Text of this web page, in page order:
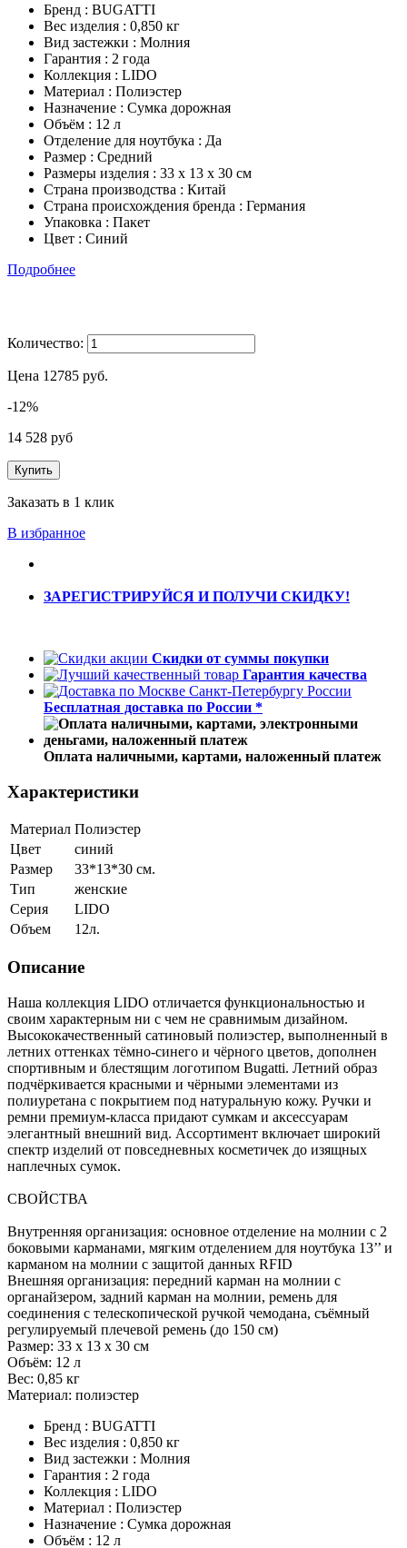
Бренд : BUGATTI
Вес изделия : 0,850 кг
Вид застежки : Молния
Гарантия : 2 года
Коллекция : LIDO
Материал : Полиэстер
Назначение : Сумка дорожная
Объём : 12 л
Отделение для ноутбука : Да
Размер : Средний
Размеры изделия : 33 х 13 х 30 см
Страна производства : Китай
Страна происхождения бренда : Германия
Упаковка : Пакет
Цвет : Синий
Подробнее
Количество:
Цена 12785 руб.
-12%
14 528 руб
Купить
Заказать в 1 клик
В избранное
ЗАРЕГИСТРИРУЙСЯ И ПОЛУЧИ СКИДКУ!
Скидки от суммы покупки
Гарантия качества
Бесплатная доставка по России *
Оплата наличными, картами, наложенный платеж
Характеристики
Материал Полиэстер
Цвет
синий
Размер
33*13*30 см.
Тип
женские
Серия
LIDO
Объем
12л.
Описание
Наша коллекция LIDO отличается функциональностью и
своим характерным ни с чем не сравнимым дизайном.
Высококачественный сатиновый полиэстер, выполненный в
летних оттенках тёмно-синего и чёрного цветов, дополнен
спортивным и блестящим логотипом Bugatti. Летний образ
подчёркивается красными и чёрными элементами из
полиуретана с покрытием под натуральную кожу. Ручки и
ремни премиум-класса придают сумкам и аксессуарам
элегантный внешний вид. Ассортимент включает широкий
спектр изделий от повседневных косметичек до изящных
наплечных сумок.
СВОЙСТВА
Внутренняя организация: основное отделение на молнии с 2
боковыми карманами, мягким отделением для ноутбука 13’’ и
карманом на молнии с защитой данных RFID
Внешняя организация: передний карман на молнии с
органайзером, задний карман на молнии, ремень для
соединения с телескопической ручкой чемодана, съёмный
регулируемый плечевой ремень (до 150 см)
Размер: 33 x 13 x 30 см
Объём: 12 л
Вес: 0,85 кг
Материал: полиэстер
Бренд : BUGATTI
Вес изделия : 0,850 кг
Вид застежки : Молния
Гарантия : 2 года
Коллекция : LIDO
Материал : Полиэстер
Назначение : Сумка дорожная
Объём : 12 л